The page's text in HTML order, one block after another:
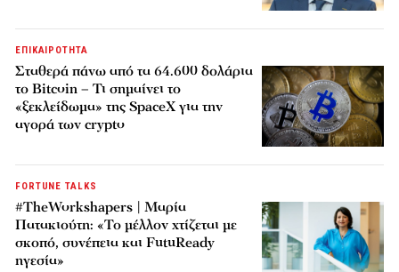
ΕΠΙΚΑΙΡΟΤΗΤΑ
Σταθερά πάνω από τα 64.600 δολάρια
το Bitcoin – Τι σημαίνει το
«ξεκλείδωμα» της SpaceX για την
αγορά των crypto
FORTUNE TALKS
#TheWorkshapers | Μαρία
Πατακιούτη: «Το μέλλον χτίζεται με
σκοπό, συνέπεια και FutuReady
ηγεσία»